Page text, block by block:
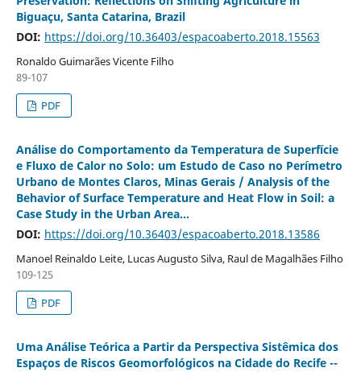
Biguaçu, Santa Catarina, Brazil
DOI: https://doi.org/10.36403/espacoaberto.2018.15563
Ronaldo Guimarães Vicente Filho
89-107
PDF
Análise do Comportamento da Temperatura de Superfície
e Fluxo de Calor no Solo: um Estudo de Caso no Perímetro
Urbano de Montes Claros, Minas Gerais / Analysis of the
Behavior of Surface Temperature and Heat Flow in Soil: a
Case Study in the Urban Area...
DOI: https://doi.org/10.36403/espacoaberto.2018.13586
Manoel Reinaldo Leite, Lucas Augusto Silva, Raul de Magalhães Filho
109-125
PDF
Uma Análise Teórica a Partir da Perspectiva Sistêmica dos
Espaços de Riscos Geomorfológicos na Cidade do Recife --